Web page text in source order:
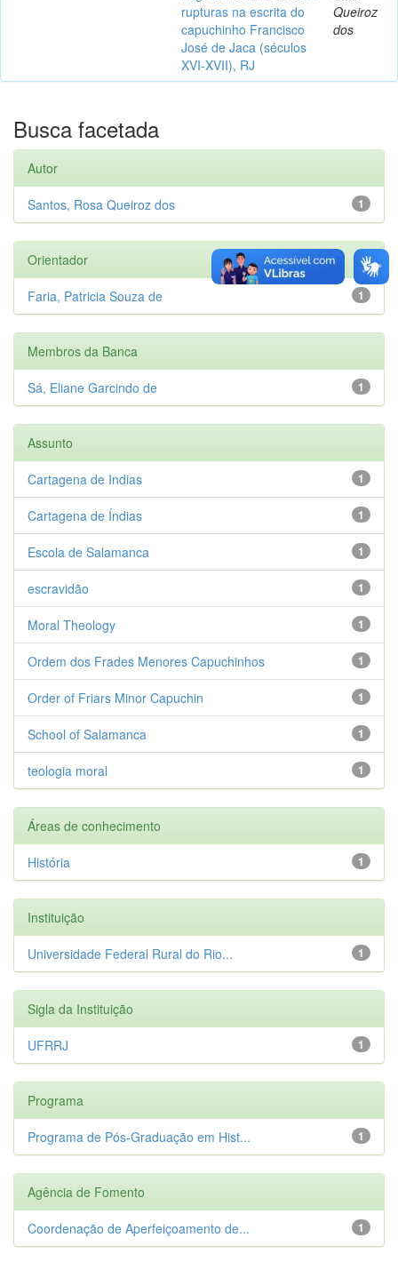
rupturas na escrita do
capuchinho Francisco
José de Jaca (séculos
XVI-XVII), RJ
Queiroz
dos
Busca facetada
Autor
1
Santos, Rosa Queiroz dos
Orientador
1
Faria, Patricia Souza de
Membros da Banca
1
Sá, Eliane Garcindo de
Assunto
1
Cartagena de Indias
1
Cartagena de Índias
1
Escola de Salamanca
1
escravidão
1
Moral Theology
1
Ordem dos Frades Menores Capuchinhos
1
Order of Friars Minor Capuchin
1
School of Salamanca
1
teologia moral
Áreas de conhecimento
1
História
Instituição
1
Universidade Federal Rural do Rio...
Sigla da Instituição
1
UFRRJ
Programa
1
Programa de Pós-Graduação em Hist...
Agência de Fomento
1
Coordenação de Aperfeiçoamento de...